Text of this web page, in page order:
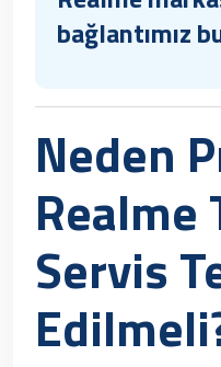
bağlantımız
Neden
Realme
Servis